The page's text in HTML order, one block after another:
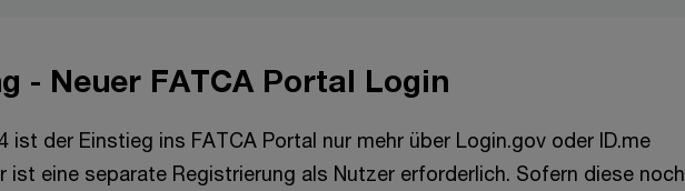
- Neuer FATCA Portal Login
ist der Einstieg ins FATCA Portal nur mehr über Login.gov oder ID.me
ist eine separate Registrierung als Nutzer erforderlich. Sofern diese noch